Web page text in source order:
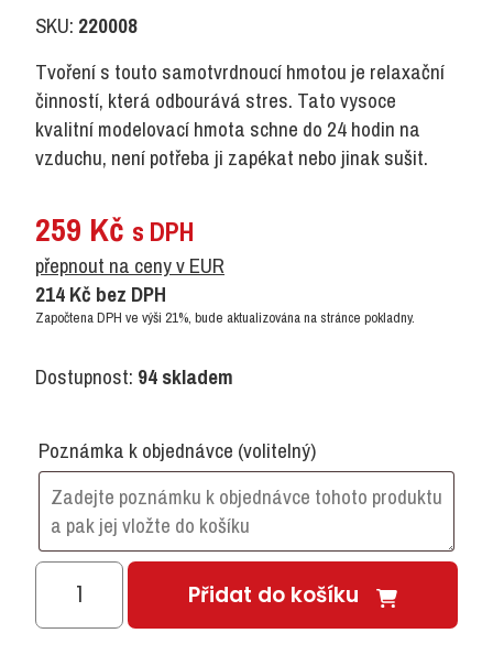
SKU: 220008
Tvoření s touto samotvrdnoucí hmotou je relaxační
činností, která odbourává stres. Tato vysoce
kvalitní modelovací hmota schne do 24 hodin na
vzduchu, není potřeba ji zapékat nebo jinak sušit.
259 Kč s DPH
přepnout na ceny v EUR
214Kč bez DPH
Započtena DPH ve výši 21%, bude aktualizována na stránce pokladny.
Dostupnost: 94 skladem
Poznámka k objednávce (volitelný)
Samotvrdnoucí
tvořící
Přidat do košíku